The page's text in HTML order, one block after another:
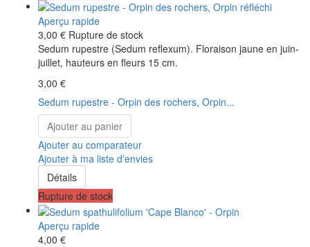
Aperçu rapide
3,00 € Rupture de stock
Sedum rupestre (Sedum reflexum). Floraison jaune en juin-
juillet, hauteurs en fleurs 15 cm.
3,00 €
Sedum rupestre - Orpin des rochers, Orpin...
Ajouter au panier
Ajouter au comparateur
Ajouter à ma liste d'envies
Détails
Rupture de stock
Aperçu rapide
4,00 €